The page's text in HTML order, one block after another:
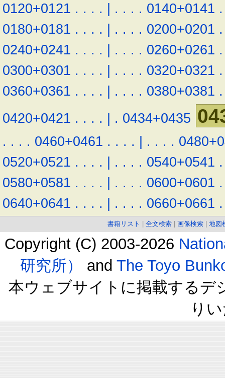
0120+0121 . . . . | . . . . 0140+0141 .
0180+0181 . . . . | . . . . 0200+0201 .
0240+0241 . . . . | . . . . 0260+0261 .
0300+0301 . . . . | . . . . 0320+0321 .
0360+0361 . . . . | . . . . 0380+0381 .
0420+0421 . . . . | . 0434+0435
. . . . 0460+0461 . . . . | . . . .
0520+0521 . . . . | . . . . 0540+0541 .
0580+0581 . . . . | . . . . 0600+0601 .
0640+0641 . . . . | . . . . 0660+0661 .
書籍リスト 全文検索 画像検索 地図
Copyright (C) 2003-2026
研究所）
and The Toyo
本ウェブサイトに掲載するデ
り